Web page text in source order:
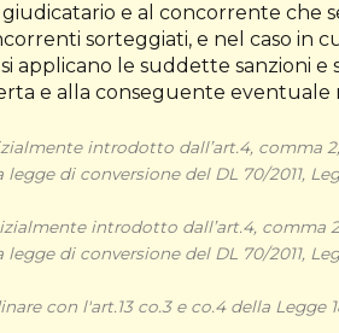
e al concorrente che
sorteggiati, e nel caso in
si applicano le suddette sanzioni
e alla conseguente eventuale
introdotto dall’art.4, comma 2,
di conversione del DL 70/2011,
introdotto dall’art.4, comma
di conversione del DL 70/2011,
con l'art.13 co.3 e co.4 della Legge